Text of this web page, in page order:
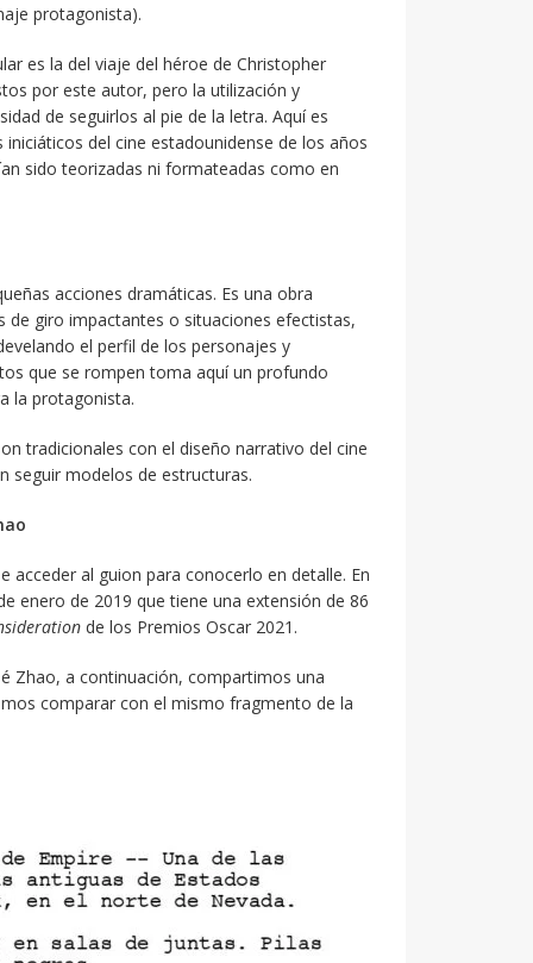
protagonista).
es la del viaje del héroe de Christopher
por este autor, pero la utilización y
de seguirlos al pie de la letra. Aquí es
del cine estadounidense de los años
sido teorizadas ni formateadas como en
acciones dramáticas. Es una obra
giro impactantes o situaciones efectistas,
el perfil de los personajes y
que se rompen toma aquí un profundo
la protagonista.
tradicionales con el diseño narrativo del cine
seguir modelos de estructuras.
acceder al guion para conocerlo en detalle. En
enero de 2019 que tiene una extensión de 86
de los Premios Oscar 2021.
Zhao, a continuación, compartimos una
comparar con el mismo fragmento de la